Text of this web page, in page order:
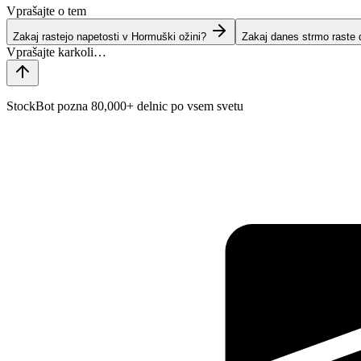
Vprašajte o tem
Zakaj rastejo napetosti v Hormuški ožini? Zakaj danes strmo raste
StockBot pozna 80,000+ delnic po vsem svetu